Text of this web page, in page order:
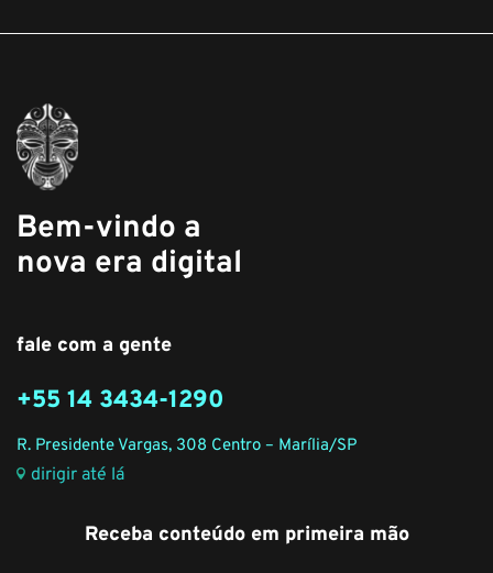
Bem-vindo a
nova era digital
fale com a gente
+55 14 3434-1290
R. Presidente Vargas, 308 Centro – Marília/SP
dirigir até lá
Receba conteúdo em primeira mão